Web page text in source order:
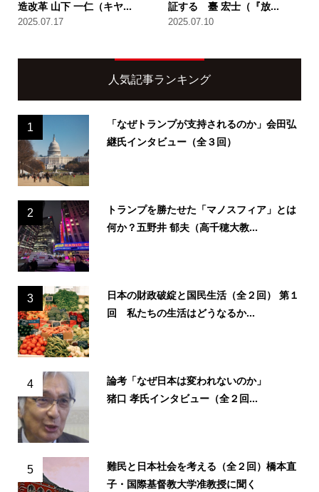
造改革 山下 一仁（キヤ...
2025.07.17
証する 臺 宏士（『放...
2025.07.10
人気記事ランキング
1
「なぜトランプが支持されるのか」会田弘
継氏インタビュー（全３回）
2
トランプを勝たせた「マノスフィア」とは
何か？五野井 郁夫（高千穂大教...
3
日本の財政破綻と国民生活（全２回） 第１
回 私たちの生活はどうなるか...
4
論考「なぜ日本は変われないのか」
猪口 孝氏インタビュー（全２回...
5
難民と日本社会を考える（全２回）橋本直
子・国際基督教大学准教授に聞く